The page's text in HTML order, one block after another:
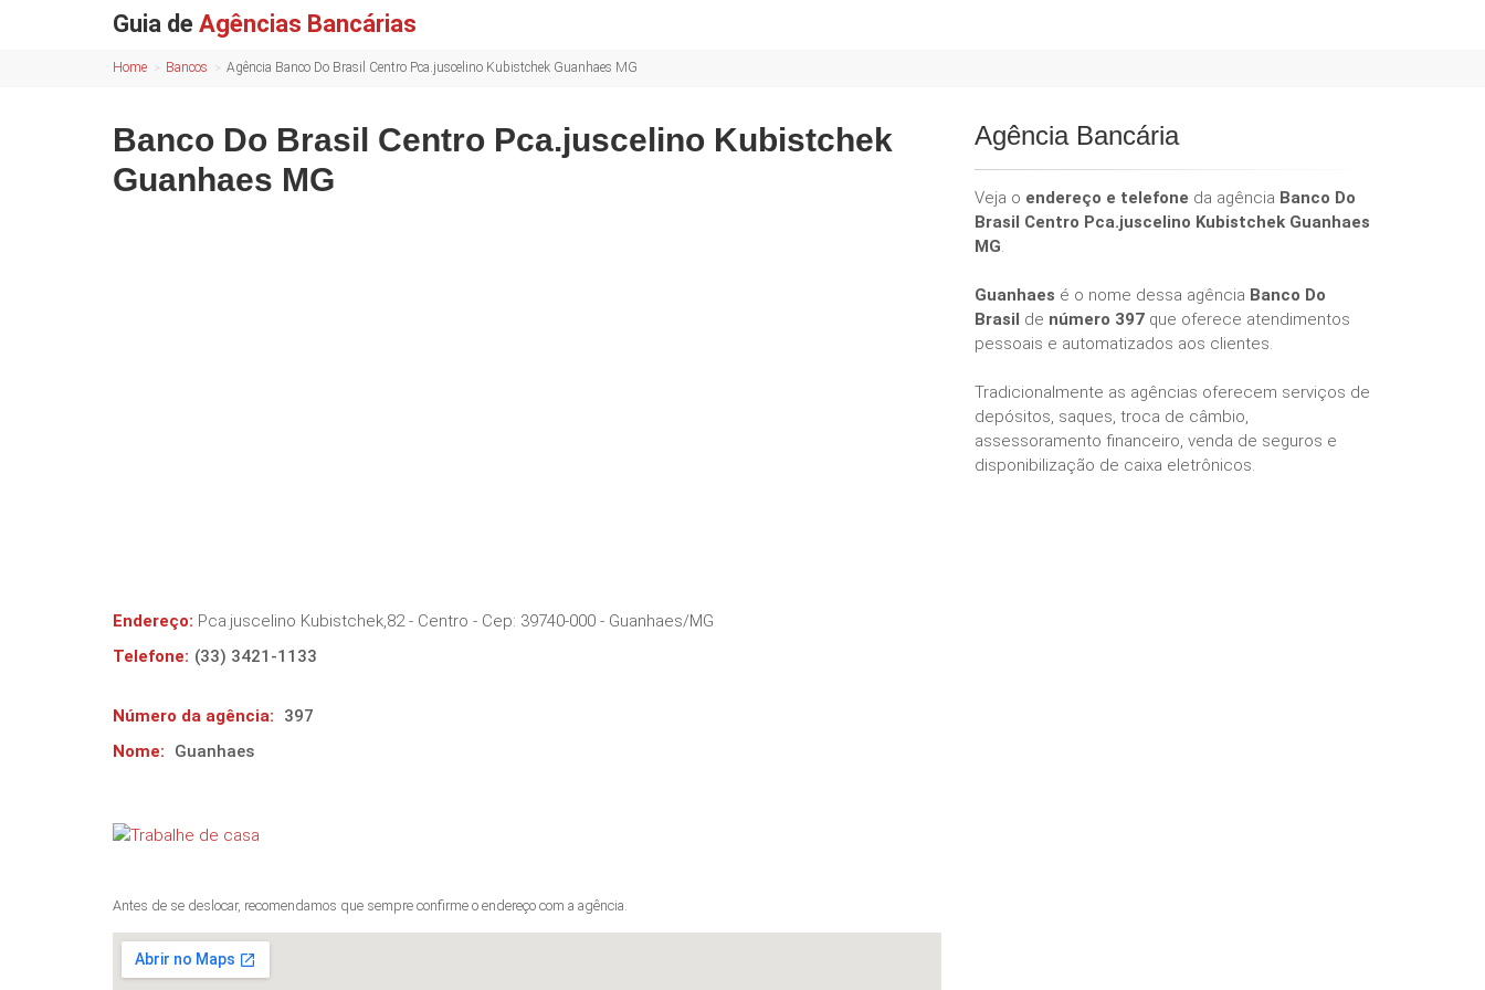
Guia de Agências Bancárias
Home Bancos Agência Banco Do Brasil Centro Pca.juscelino Kubistchek Guanhaes MG
Banco Do Brasil Centro Pca.juscelino Kubistchek
Guanhaes MG
Endereço: Pca.juscelino Kubistchek,82 - Centro - Cep: 39740-000 - Guanhaes/MG
Telefone: (33) 3421-1133
Número da agência:
397
Nome:
Guanhaes
Antes de se deslocar, recomendamos que sempre confirme o endereço com a agência.
Agência Bancária
Veja o endereço e telefone da agência Banco Do
Brasil Centro Pca.juscelino Kubistchek Guanhaes
MG.
Guanhaes é o nome dessa agência Banco Do
Brasil de número 397 que oferece atendimentos
pessoais e automatizados aos clientes.
Tradicionalmente as agências oferecem serviços de
depósitos, saques, troca de câmbio,
assessoramento financeiro, venda de seguros e
disponibilização de caixa eletrônicos.